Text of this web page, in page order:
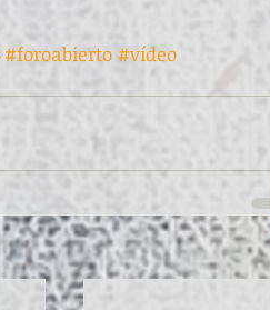
#foroabierto #vídeo